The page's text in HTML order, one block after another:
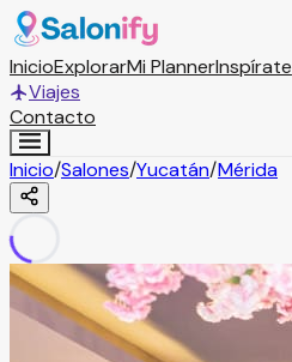
InicioExplorarMi PlannerInspírate
Viajes
Contacto
Inicio/Salones/Yucatán/Mérida